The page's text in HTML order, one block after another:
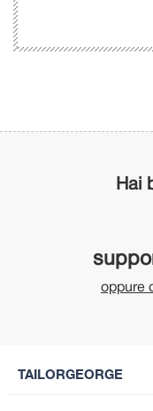
Hai
oppure
TAILORGEORGE